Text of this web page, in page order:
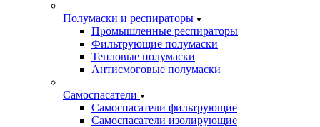
Полумаски и респираторы
Промышленные респираторы
Фильтрующие полумаски
Тепловые полумаски
Антисмоговые полумаски
Самоспасатели
Самоспасатели фильтрующие
Самоспасатели изолирующие